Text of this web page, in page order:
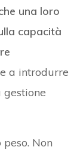
una loro
capacità
a introdurre
Non